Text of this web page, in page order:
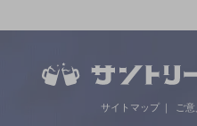
サイトマップ ご